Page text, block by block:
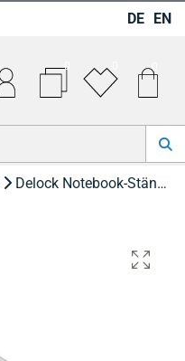
DE EN
0 0
Delock Notebook-Ständer 39.6 cm Notebookzubehör